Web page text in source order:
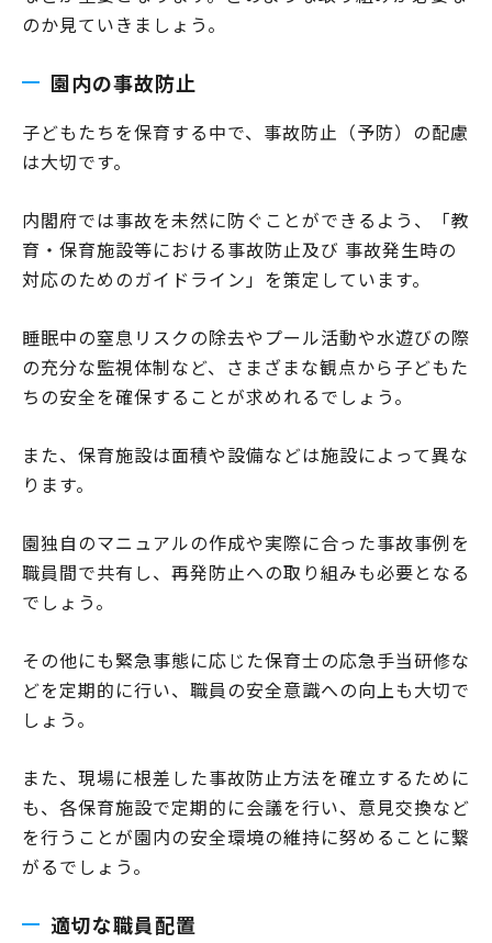
のか見ていきましょう。
園内の事故防止
子どもたちを保育する中で、事故防止（予防）の配慮
は大切です。
内閣府では事故を未然に防ぐことができるよう、「教
育・保育施設等における事故防止及び 事故発生時の
対応のためのガイドライン」を策定しています。
睡眠中の窒息リスクの除去やプール活動や水遊びの際
の充分な監視体制など、さまざまな観点から子どもた
ちの安全を確保することが求めれるでしょう。
また、保育施設は面積や設備などは施設によって異な
ります。
園独自のマニュアルの作成や実際に合った事故事例を
職員間で共有し、再発防止への取り組みも必要となる
でしょう。
その他にも緊急事態に応じた保育士の応急手当研修な
どを定期的に行い、職員の安全意識への向上も大切で
しょう。
また、現場に根差した事故防止方法を確立するために
も、各保育施設で定期的に会議を行い、意見交換など
を行うことが園内の安全環境の維持に努めることに繋
がるでしょう。
適切な職員配置